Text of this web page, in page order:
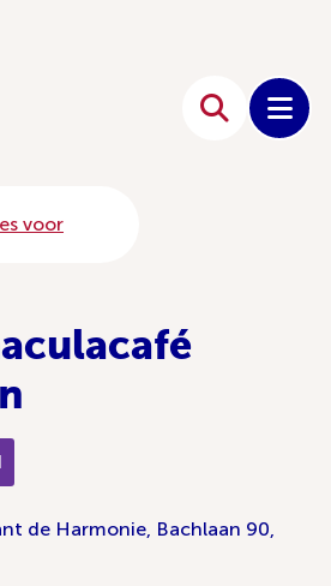
voor
de Harmonie, Bachlaan 90,